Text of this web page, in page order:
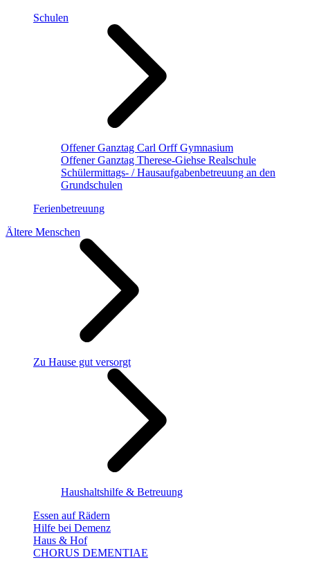
Schulen
Offener Ganztag Carl Orff Gymnasium
Offener Ganztag Therese-Giehse Realschule
Schülermittags- / Hausaufgabenbetreuung an den
Grundschulen
Ferienbetreuung
Ältere Menschen
Zu Hause gut versorgt
Haushaltshilfe & Betreuung
Essen auf Rädern
Hilfe bei Demenz
Haus & Hof
CHORUS DEMENTIAE